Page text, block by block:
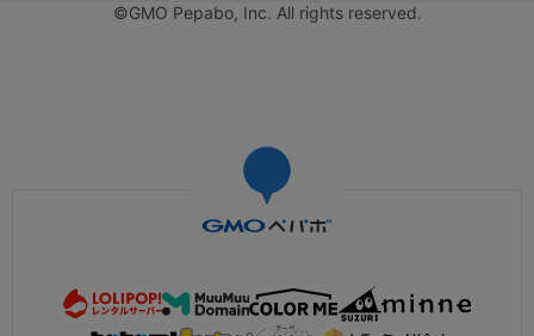
©GMO Pepabo, Inc. All rights reserved.